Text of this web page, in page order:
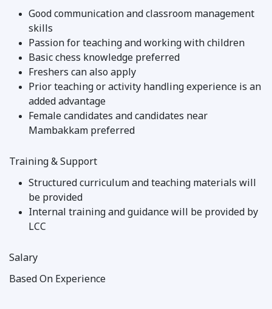
Good communication and classroom management
skills
Passion for teaching and working with children
Basic chess knowledge preferred
Freshers can also apply
Prior teaching or activity handling experience is an
added advantage
Female candidates and candidates near
Mambakkam preferred
Training & Support
Structured curriculum and teaching materials will
be provided
Internal training and guidance will be provided by
LCC
Salary
Based On Experience